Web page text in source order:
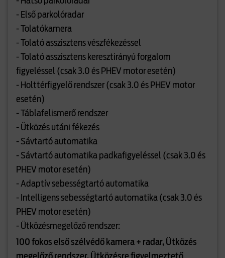
- Első parkolóradar
- Tolatókamera
- Tolató asszisztens vészfékezéssel
- Tolató asszisztens keresztirányú forgalom
figyeléssel (csak 3.0 és PHEV motor esetén)
- Holttérfigyelő rendszer (csak 3.0 és PHEV motor
esetén)
- Táblafelismerő rendszer
- Ütközés utáni fékezés
- Sávtartó automatika
- Sávtartó automatika padkafigyeléssel (csak 3.0 és
PHEV motor esetén)
- Adaptív sebességtartó automatika
- Intelligens sebességtartó automatika (csak 3.0 és
PHEV motor esetén)
- Ütközésmegelőző rendszer:
100 fokos első szélvédő kamera + radar, Ütközés